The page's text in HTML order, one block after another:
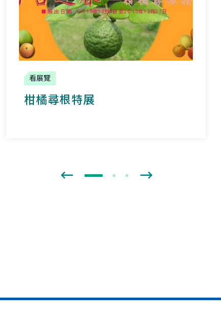
看展覽
柑橘尋根特展